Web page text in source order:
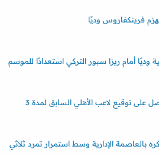
فرينكفاروس وديًا
وديًا أمام ريزا سبور التركي استعدادًا للموسم
خاص.. بيراميدز يحصل على توقيع لاعب الأهلي السابق لمدة 3
بالعاصمة الإدارية وسط استمرار تمرد ثلاثي